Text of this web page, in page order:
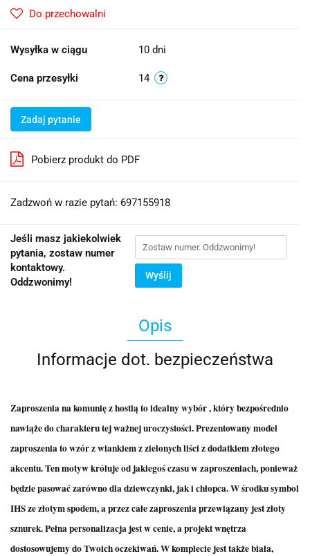
Do przechowalni
Wysyłka w ciągu 10 dni
Cena przesyłki 14
Zadaj pytanie
Pobierz produkt do PDF
Zadzwoń w razie pytań: 697155918
Jeśli masz jakiekolwiek
pytania, zostaw numer
kontaktowy.
Oddzwonimy!
Wyślij
Opis
Informacje dot. bezpieczeństwa
Zaproszenia na komunię z hostią to idealny wybór , który bezpośrednio
nawiąże do charakteru tej ważnej uroczystości. Prezentowany model
zaproszenia to wzór z wiankiem z zielonych liści z dodatkiem złotego
akcentu. Ten motyw króluje od jakiegoś czasu w zaproszeniach, ponieważ
będzie pasować zarówno dla dziewczynki, jak i chłopca. W środku symbol
IHS ze złotym spodem, a przez całe zaproszenia przewiązany jest złoty
sznurek. Pełna personalizacja jest w cenie, a projekt wnętrza
dostosowujemy do Twoich oczekiwań. W komplecie jest także biała,